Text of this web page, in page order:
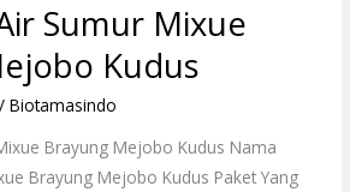
Sumur Mixue
Kudus
/Biotamasindo
Brayung Mejobo Kudus Nama
Brayung Mejobo Kudus Paket Yang